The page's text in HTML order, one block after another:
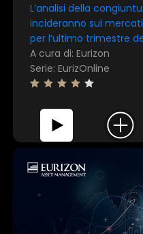
L’analisi della
incideranno sui
per l’ultimo trimestre
A cura di: Eurizon
Serie: EurizOnline